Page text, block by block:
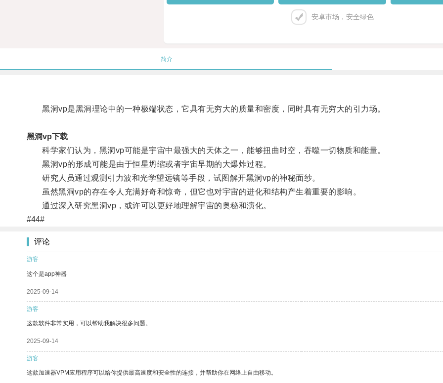
安卓市场，安全绿色
简介
黑洞vp是黑洞理论中的一种极端状态，它具有无穷大的质量和密度，同时具有无穷大的引力场。
黑洞vp下载
科学家们认为，黑洞vp可能是宇宙中最强大的天体之一，能够扭曲时空，吞噬一切物质和能量。
黑洞vp的形成可能是由于恒星坍缩或者宇宙早期的大爆炸过程。
研究人员通过观测引力波和光学望远镜等手段，试图解开黑洞vp的神秘面纱。
虽然黑洞vp的存在令人充满好奇和惊奇，但它也对宇宙的进化和结构产生着重要的影响。
通过深入研究黑洞vp，或许可以更好地理解宇宙的奥秘和演化。
#44#
评论
游客
这个是app神器
2025-09-14
游客
这款软件非常实用，可以帮助我解决很多问题。
2025-09-14
游客
这款加速器VPM应用程序可以给你提供最高速度和安全性的连接，并帮助你在网络上自由移动。